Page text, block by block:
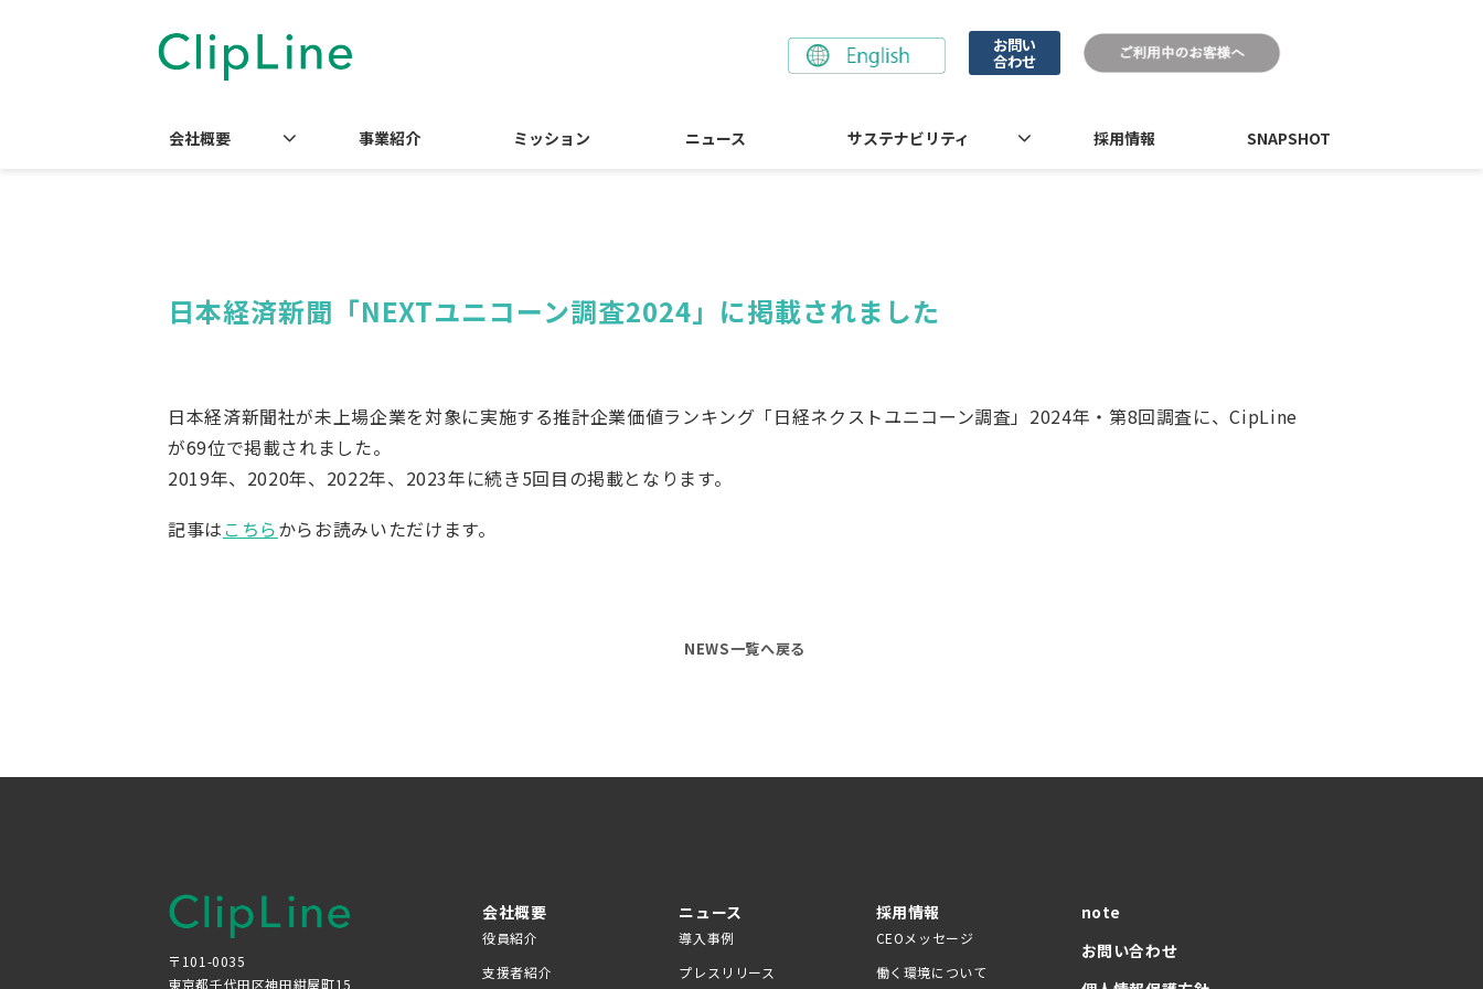
お問い
合わせ
会社概要 事業紹介 ミッション ニュース サステナビリティ 採用情報 SNAPSHOT
日本経済新聞「NEXTユニコーン調査2024」に掲載されました
日本経済新聞社が未上場企業を対象に実施する推計企業価値ランキング「日経ネクストユニコーン調査」2024年・第8回調査に、CipLine
が69位で掲載されました。
2019年、2020年、2022年、2023年に続き5回目の掲載となります。
記事はこちらからお読みいただけます。
NEWS一覧へ戻る
〒101-0035
東京都千代田区神田紺屋町15
会社概要
役員紹介
支援者紹介
ニュース
導入事例
プレスリリース
採用情報
CEOメッセージ
働く環境について
note
お問い合わせ